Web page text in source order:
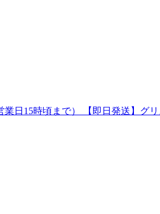
日15時頃まで） 【即日発送】グ